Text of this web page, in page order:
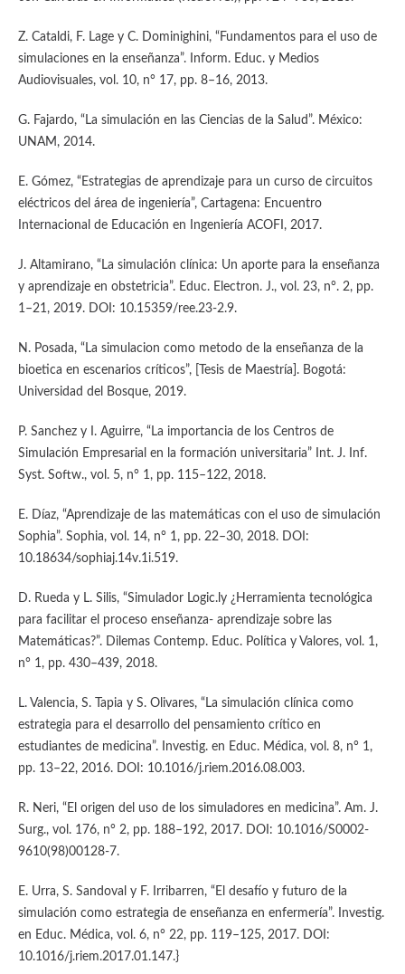
Z. Cataldi, F. Lage y C. Dominighini, “Fundamentos para el uso de
simulaciones en la enseñanza”. Inform. Educ. y Medios
Audiovisuales, vol. 10, n° 17, pp. 8–16, 2013.
G. Fajardo, “La simulación en las Ciencias de la Salud”. México:
UNAM, 2014.
E. Gómez, “Estrategias de aprendizaje para un curso de circuitos
eléctricos del área de ingeniería”, Cartagena: Encuentro
Internacional de Educación en Ingeniería ACOFI, 2017.
J. Altamirano, “La simulación clínica: Un aporte para la enseñanza
y aprendizaje en obstetricia”. Educ. Electron. J., vol. 23, n°. 2, pp.
1–21, 2019. DOI: 10.15359/ree.23-2.9.
N. Posada, “La simulacion como metodo de la enseñanza de la
bioetica en escenarios críticos”, [Tesis de Maestría]. Bogotá:
Universidad del Bosque, 2019.
P. Sanchez y I. Aguirre, “La importancia de los Centros de
Simulación Empresarial en la formación universitaria” Int. J. Inf.
Syst. Softw., vol. 5, n° 1, pp. 115–122, 2018.
E. Díaz, “Aprendizaje de las matemáticas con el uso de simulación
Sophia”. Sophia, vol. 14, n° 1, pp. 22–30, 2018. DOI:
10.18634/sophiaj.14v.1i.519.
D. Rueda y L. Silis, “Simulador Logic.ly ¿Herramienta tecnológica
para facilitar el proceso enseñanza- aprendizaje sobre las
Matemáticas?”. Dilemas Contemp. Educ. Política y Valores, vol. 1,
n° 1, pp. 430–439, 2018.
L. Valencia, S. Tapia y S. Olivares, “La simulación clínica como
estrategia para el desarrollo del pensamiento crítico en
estudiantes de medicina”. Investig. en Educ. Médica, vol. 8, n° 1,
pp. 13–22, 2016. DOI: 10.1016/j.riem.2016.08.003.
R. Neri, “El origen del uso de los simuladores en medicina”. Am. J.
Surg., vol. 176, n° 2, pp. 188–192, 2017. DOI: 10.1016/S0002-
9610(98)00128-7.
E. Urra, S. Sandoval y F. Irribarren, “El desafío y futuro de la
simulación como estrategia de enseñanza en enfermería”. Investig.
en Educ. Médica, vol. 6, n° 22, pp. 119–125, 2017. DOI:
10.1016/j.riem.2017.01.147.}